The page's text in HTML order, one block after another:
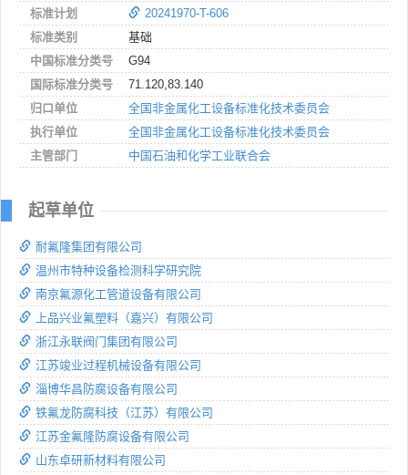
标准计划
20241970-T-606
标准类别
基础
中国标准分类号
G94
国际标准分类号
71.120,83.140
归口单位
全国非金属化工设备标准化技术委员会
执行单位
全国非金属化工设备标准化技术委员会
主管部门
中国石油和化学工业联合会
起草单位
耐氟隆集团有限公司
温州市特种设备检测科学研究院
南京氟源化工管道设备有限公司
上品兴业氟塑料（嘉兴）有限公司
浙江永联阀门集团有限公司
江苏竣业过程机械设备有限公司
淄博华昌防腐设备有限公司
铁氟龙防腐科技（江苏）有限公司
江苏金氟隆防腐设备有限公司
山东卓研新材料有限公司